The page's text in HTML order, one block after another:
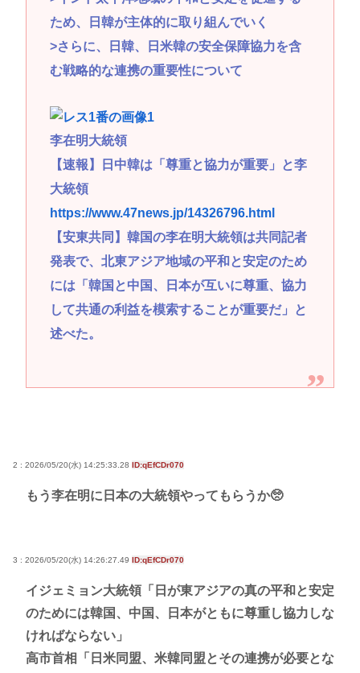
ため、日韓が主体的に取り組んでいく
>さらに、日韓、日米韓の安全保障協力を含
む戦略的な連携の重要性について
李在明大統領
【速報】日中韓は「尊重と協力が重要」と李
大統領
https://www.47news.jp/14326796.html
【安東共同】韓国の李在明大統領は共同記者
発表で、北東アジア地域の平和と安定のため
には「韓国と中国、日本が互いに尊重、協力
して共通の利益を模索することが重要だ」と
述べた。
2 : 2026/05/20(水) 14:25:33.28 ID:qEfCDr070
もう李在明に日本の大統領やってもらうか🥺
3 : 2026/05/20(水) 14:26:27.49 ID:qEfCDr070
イジェミョン大統領「日が東アジアの真の平和と安定
のためには韓国、中国、日本がともに尊重し協力しな
ければならない」
高市首相「日米同盟、米韓同盟とその連携が必要とな